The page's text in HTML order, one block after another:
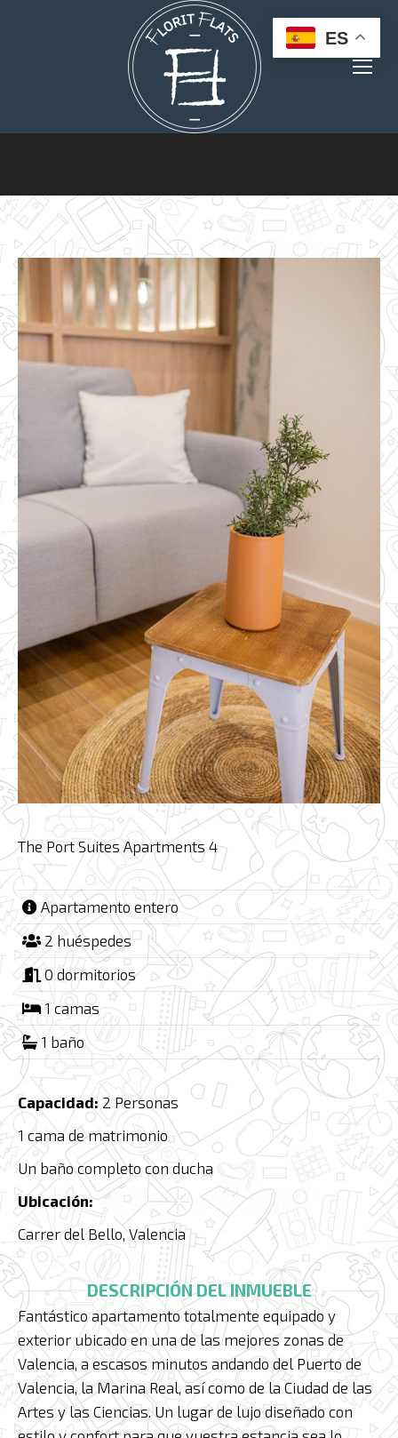
The Port Suites Apartments 4
Apartamento entero
2 huéspedes
0 dormitorios
1 camas
1 baño
Capacidad: 2 Personas
1 cama de matrimonio
Un baño completo con ducha
Ubicación:
Carrer del Bello, Valencia
DESCRIPCIÓN DEL INMUEBLE
Fantástico apartamento totalmente equipado y
exterior ubicado en una de las mejores zonas de
Valencia, a escasos minutos andando del Puerto de
Valencia, la Marina Real, así como de la Ciudad de las
Artes y las Ciencias. Un lugar de lujo diseñado con
ES